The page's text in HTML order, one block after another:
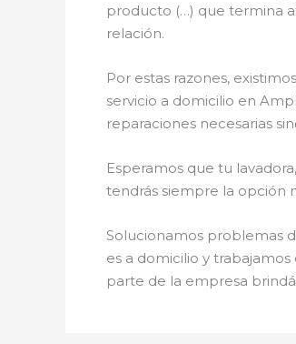
producto (…) que termina
relación.
Por estas razones,
servicio a domicilio en
reparaciones necesarias
Esperamos que tu
tendrás siempre la opción
Solucionamos problemas
es a domicilio y
parte de la empresa